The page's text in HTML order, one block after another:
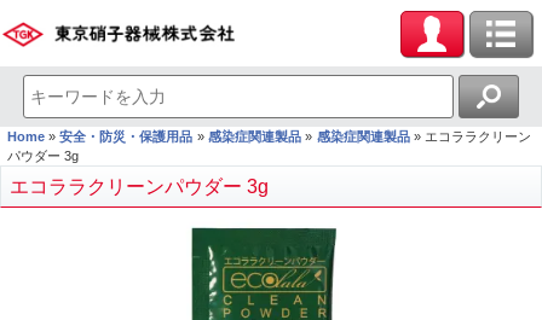
Home 安全・防災・保護用品 感染症関連製品 感染症関連製品
エコララクリーン
パウダー 3g
エコララクリーンパウダー 3g